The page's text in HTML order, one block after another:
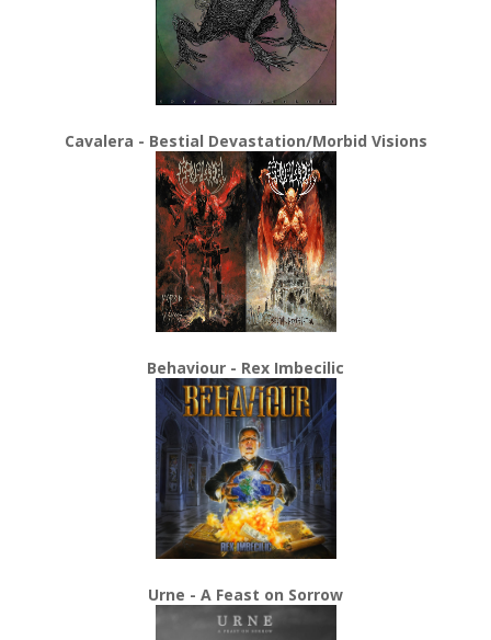
Cavalera - Bestial Devastation/Morbid Visions
Behaviour - Rex Imbecilic
Urne - A Feast on Sorrow